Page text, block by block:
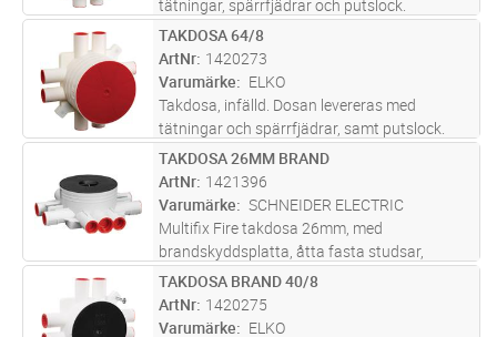
tätningar, spärrfjädrar och putslock.
Rörstutsarna är för 16 mm men passar även
tillsammans med rörmuff för 20 mm.
Levereras komplett med fästskruvar. Max
belast...läs mer
ST Lägg i kundvagn
TAKDOSA 64/8
ArtNr 1420273
Varumärke
ELKO
Takdosa, infälld. Dosan levereras med
tätningar och spärrfjädrar, samt putslock.
Rörstutsarna är för 16 mm men passar även
tillsammans med rörmuff för 20 mm.
Levereras komplett med fästskruvar. Max.
...läs mer
ST Lägg i kundvagn
TAKDOSA 26MM BRAND
ArtNr 1421396
Varumärke
SCHNEIDER ELECTRIC
Multifix Fire takdosa 26mm, med
brandskyddsplatta, åtta fasta studsar,
fästanordning för montering av lamputtag
ST Lägg i kundvagn
TAKDOSA BRAND 40/8
ArtNr 1420275
Varumärke
ELKO